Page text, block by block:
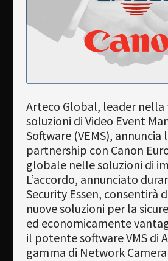
acquistare
Lingua
Arteco Global, leader
soluzioni di Video Event
Software (VEMS), annuncia
partnership con Canon
globale nelle soluzioni di
L’accordo, annunciato
Security Essen, consentirà
nuove soluzioni per la
ed economicamente
il potente software VMS di
gamma di Network